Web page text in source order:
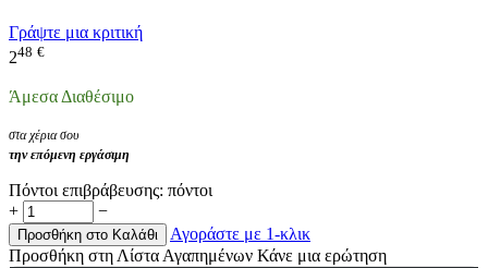
Γράψτε μια κριτική
248 €
Άμεσα Διαθέσιμο
στα χέρια σου
την επόμενη εργάσιμη
Πόντοι επιβράβευσης: πόντοι
+
−
Προσθήκη στο Καλάθι
Αγοράστε με 1-κλικ
Προσθήκη στη Λίστα Αγαπημένων Κάνε μια ερώτηση